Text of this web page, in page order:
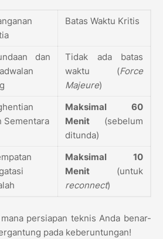
Batas Waktu Kritis
dan
Tidak ada batas
waktu (Force
Majeure)
Sementara
Maksimal 60
Menit (sebelum
ditunda)
Maksimal 10
Menit (untuk
reconnect)
persiapan teknis Anda benar-
pada keberuntungan!